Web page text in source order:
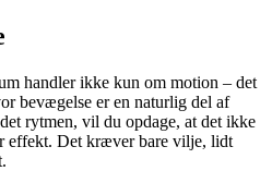
handler ikke kun om motion – det
bevægelse er en naturlig del af
rytmen, vil du opdage, at det ikke
effekt. Det kræver bare vilje, lidt